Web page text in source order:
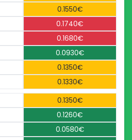
0.1550€
0.1740€
0.1680€
0.0930€
0.1350€
0.1330€
0.1350€
0.1260€
0.0580€